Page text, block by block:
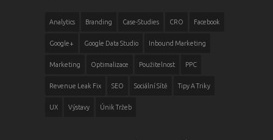
Analytics Branding Case-Studies CRO Facebook
Google+ Google Data Studio Inbound Marketing
Marketing Optimalizace Použitelnost PPC
Revenue Leak Fix SEO Sociální Sítě Tipy A Triky
UX Výstavy Únik Tržeb